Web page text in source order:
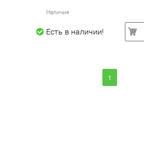
Наличие
Есть в наличии!
1